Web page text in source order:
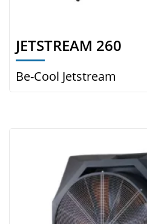
JETSTREAM 260
Be-Cool Jetstream